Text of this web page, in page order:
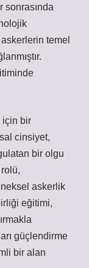
sonrasında
temel
için bir
cinsiyet,
bir olgu
askerlik
eğitimi,
güçlendirme
bir alan